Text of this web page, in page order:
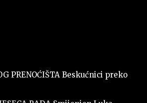
PRENOĆIŠTA Beskućnici preko